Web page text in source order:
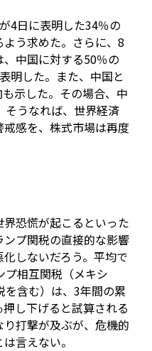
4日に表明した34％の
う求めた。さらに、8
中国に対する50％の
明した。また、中国と
示した。その場合、中
そうなれば、世界経済
感を、株式市場は再度
恐慌が起こるといった
プ関税の直接的な影響
しないだろう。平均で
プ相互関税（メキシ
を含む）は、3年間の累
し下げると試算される
り打撃が及ぶが、危機的
言えない。